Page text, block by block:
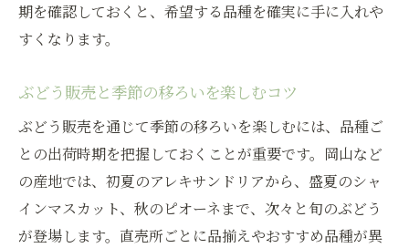
期を確認しておくと、希望する品種を確実に手に入れや
すくなります。
ぶどう販売と季節の移ろいを楽しむコツ
ぶどう販売を通じて季節の移ろいを楽しむには、品種ご
との出荷時期を把握しておくことが重要です。岡山など
の産地では、初夏のアレキサンドリアから、盛夏のシャ
インマスカット、秋のピオーネまで、次々と旬のぶどう
が登場します。直売所ごとに品揃えやおすすめ品種が異